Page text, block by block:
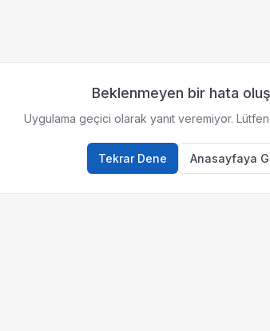
Beklenmeyen bir hata
Uygulama geçici olarak yanıt veremiyor.
Tekrar Dene Anasayfaya